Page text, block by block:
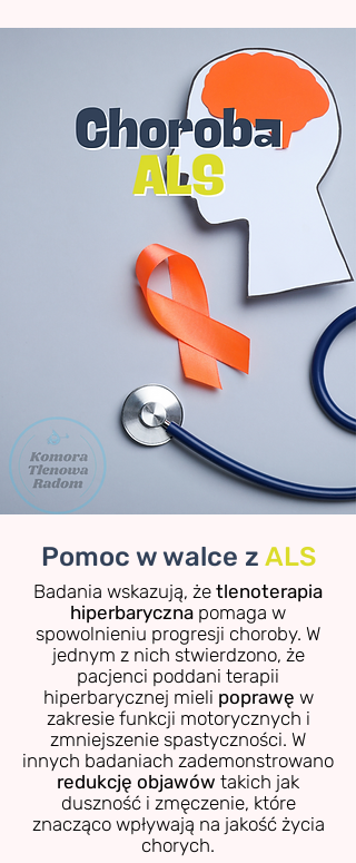
Pomoc w walce z ALS
Badania wskazują, że tlenoterapia
hiperbaryczna pomaga w
spowolnieniu progresji choroby. W
jednym z nich stwierdzono, że
pacjenci poddani terapii
hiperbarycznej mieli poprawę w
zakresie funkcji motorycznych i
zmniejszenie spastyczności. W
innych badaniach zademonstrowano
redukcję objawów takich jak
duszność i zmęczenie, które
znacząco wpływają na jakość życia
chorych.